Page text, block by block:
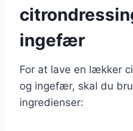
ingefær
For at lave en lækker
og ingefær, skal du
ingredienser: